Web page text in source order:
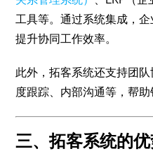
工具等。通过系统集成，
提升协同工作效率。
此外，拓客系统还支持团
度跟踪、内部沟通等，帮助
三、拓客系统的